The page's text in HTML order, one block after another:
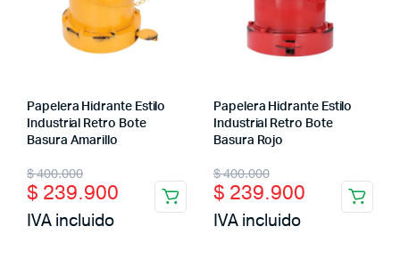
Papelera Hidrante Estilo
Industrial Retro Bote
Basura Amarillo
$400.000
Original
price
was:
$ 239.900
Current
price
is:
IVA incluido
Papelera Hidrante Estilo
Industrial Retro Bote
Basura Rojo
$400.000
Original
price
was:
$ 239.900
Current
price
is:
IVA incluido